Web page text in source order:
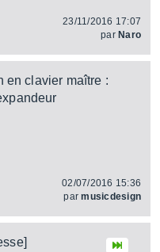
23/11/2016 17:07
par Naro
en clavier maître :
02/07/2016 15:36
parmusicdesign